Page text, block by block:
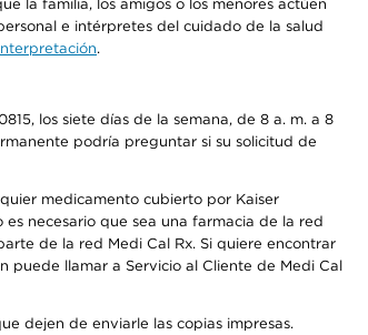
la familia, los amigos o los menores actúen
e intérpretes del cuidado de la salud
.
los siete días de la semana, de 8 a. m. a 8
podría preguntar si su solicitud de
medicamento cubierto por Kaiser
necesario que sea una farmacia de la red
de la red Medi Cal Rx. Si quiere encontrar
puede llamar a Servicio al Cliente de Medi Cal
dejen de enviarle las copias impresas.